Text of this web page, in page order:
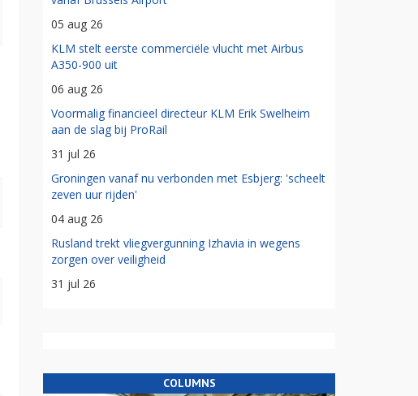
05 aug 26
KLM stelt eerste commerciële vlucht met Airbus
A350-900 uit
06 aug 26
Voormalig financieel directeur KLM Erik Swelheim
aan de slag bij ProRail
31 jul 26
Groningen vanaf nu verbonden met Esbjerg: 'scheelt
zeven uur rijden'
04 aug 26
Rusland trekt vliegvergunning Izhavia in wegens
zorgen over veiligheid
31 jul 26
COLUMNS